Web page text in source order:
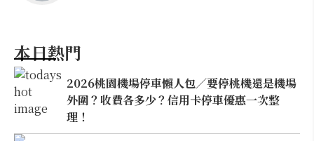
本日熱門
2026桃園機場停車懶人包／要停桃機還是機場
外圍？收費各多少？信用卡停車優惠一次整
理！